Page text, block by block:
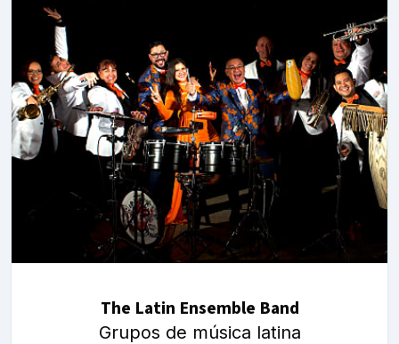
The Latin Ensemble Band
Grupos de música latina